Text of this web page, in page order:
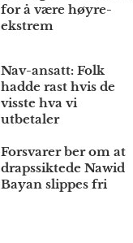
for å være høyre­
ekstrem
Nav-ansatt: Folk
hadde rast hvis de
visste hva vi
utbetaler
Forsvarer ber om at
draps­siktede Nawid
Bayan slippes fri